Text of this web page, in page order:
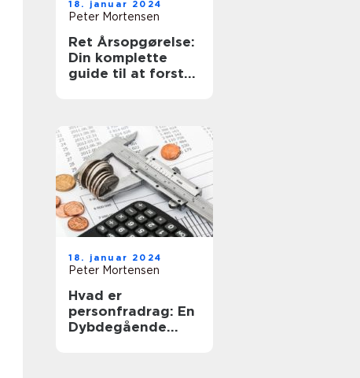
18. januar 2024
Peter Mortensen
Ret Årsopgørelse:
Din komplette
guide til at forstå
18. januar 2024
Peter Mortensen
Hvad er
personfradrag: En
Dybdegående